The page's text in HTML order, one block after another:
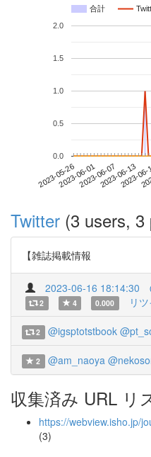
合計
2023-05-262023-06-012023-06-072023-06-13
2023-
0.0
0.5
1.0
1.5
2.0
Twitter (3 users,
【雑誌掲載情報
2023-06-16 18:14:30
2 4 0.000 リ
2 @igsptotstbook
2 @am_naoya
収集済み URL リ
https://webview.isho.jp/
(3)